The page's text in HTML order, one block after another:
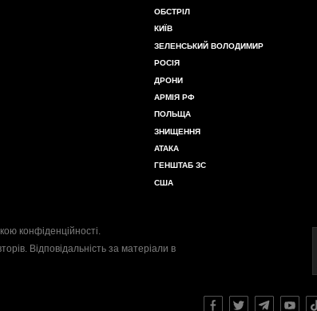
ОБСТРІЛ
КИЇВ
ЗЕЛЕНСЬКИЙ ВОЛОДИМИР
РОСІЯ
ДРОНИ
АРМІЯ РФ
ПОЛЬЩА
ЗНИЩЕННЯ
АТАКА
ГЕНШТАБ ЗС
США
конфіденційності.
Відповідальність за матеріали в